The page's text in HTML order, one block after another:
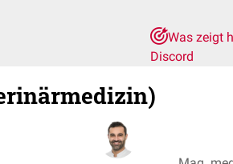
Was zeigt
Discord